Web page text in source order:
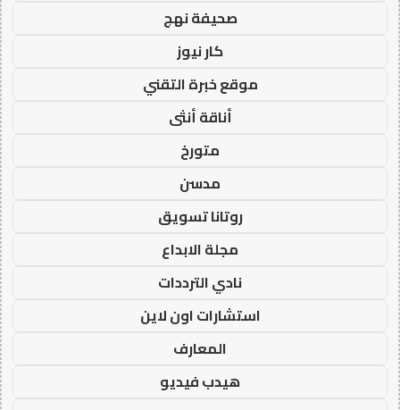
صحيفة نهج
كار نيوز
موقع خبرة التقني
أناقة أنثى
متورخ
مدسن
روتانا تسويق
مجلة الابداع
نادي الترددات
استشارات اون لاين
المعارف
هيدب فيديو